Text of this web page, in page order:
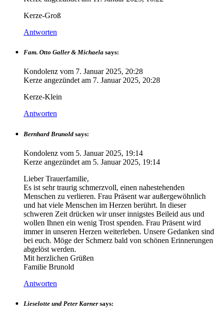
Kerze-Groß
Antworten
Fam. Otto Galler & Michaela says:
Kondolenz vom 7. Januar 2025, 20:28
Kerze angezündet am 7. Januar 2025, 20:28
Kerze-Klein
Antworten
Bernhard Brunold says:
Kondolenz vom 5. Januar 2025, 19:14
Kerze angezündet am 5. Januar 2025, 19:14
Lieber Trauerfamilie,
Es ist sehr traurig schmerzvoll, einen nahestehenden
Menschen zu verlieren. Frau Präsent war außergewöhnlich
und hat viele Menschen im Herzen berührt. In dieser
schweren Zeit drücken wir unser innigstes Beileid aus und
wollen Ihnen ein wenig Trost spenden. Frau Präsent wird
immer in unseren Herzen weiterleben. Unsere Gedanken sind
bei euch. Möge der Schmerz bald von schönen Erinnerungen
abgelöst werden.
Mit herzlichen Grüßen
Familie Brunold
Antworten
Lieselotte und Peter Karner says: